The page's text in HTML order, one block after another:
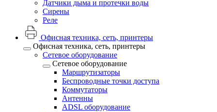
Датчики дыма и протечки воды
Сирены
Реле
Офисная техника, cеть, принтеры
Офисная техника, cеть, принтеры
Сетевое оборудование
Сетевое оборудование
Маршрутизаторы
Беспроводные точки доступа
Коммутаторы
Антенны
ADSL оборудование